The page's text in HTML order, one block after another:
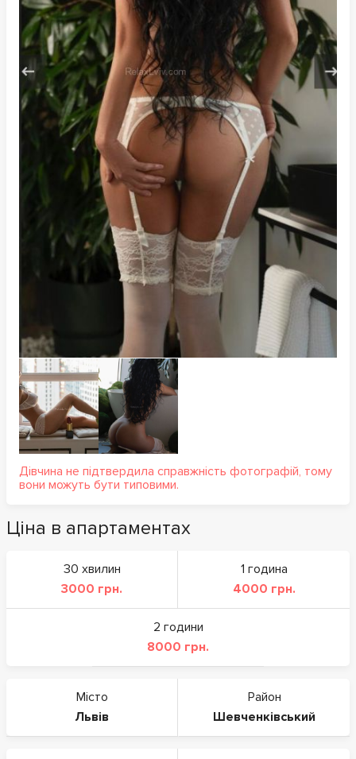
Дівчина не підтвердила справжність фотографій, тому
вони можуть бути типовими.
Ціна в апартаментах
30 хвилин
3000 грн.
1 година
4000 грн.
2 години
8000 грн.
Місто
Львів
Район
Шевченківський